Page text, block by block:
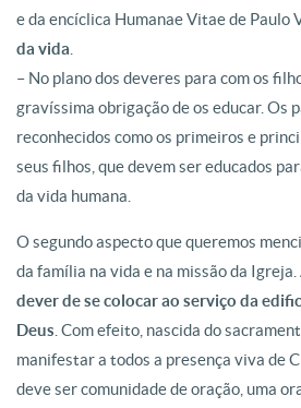
e da encíclica Humanae Vitae de Paulo
da vida
– No plano dos deveres para com os
gravíssima obrigação de os educar. Os
reconhecidos como os primeiros e
seus filhos, que devem ser educados
da vida humana.
O segundo aspecto que queremos
da família na vida e na missão da Igreja.
dever de se colocar ao serviço da
Deus . Com efeito, nascida do
manifestar a todos a presença viva de
deve ser comunidade de oração, uma